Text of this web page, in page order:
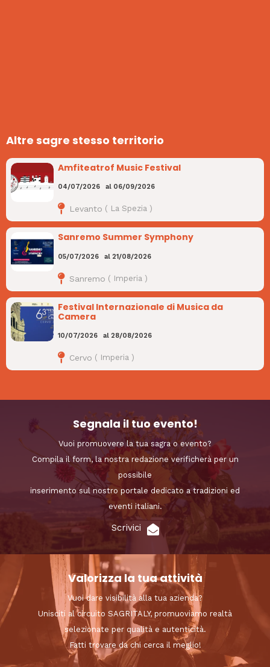
Altre sagre stesso territorio
Amfiteatrof Music Festival
04/07/2026 al 06/09/2026
Levanto ( La Spezia)
Sanremo Summer Symphony
05/07/2026 al 21/08/2026
Sanremo ( Imperia )
Festival Internazionale di Musica da
Camera
10/07/2026 al 28/08/2026
Cervo ( Imperia)
Segnala il tuo evento!
Vuoi promuovere la tua sagra o evento?
Compila il form, la nostra redazione verificherà per un
possibile
inserimento sul nostro portale dedicato a tradizioni ed
eventi italiani.
Scrivici
Valorizza la tua attività
Vuoi dare visibilità alla tua azienda?
Unisciti al circuito SAGRITALY, promuoviamo realtà
selezionate per qualità e autenticità.
Fatti trovare da chi cerca il meglio!